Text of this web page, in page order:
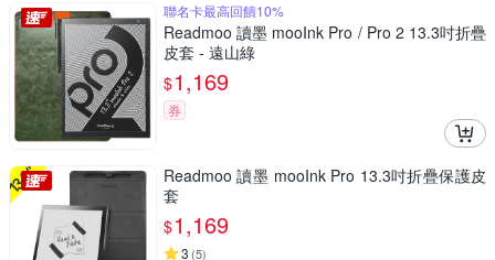
聯名卡最高回饋10%
Readmoo 讀墨 mooInk Pro / Pro 2 13.3吋折疊
皮套 - 遠山綠
$1,169
券
Readmoo 讀墨 mooInk Pro 13.3吋折疊保護皮
套
$1,169
3 (5)